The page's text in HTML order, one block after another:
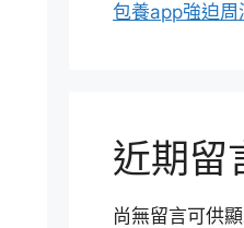
包養app強迫周
近期留
尚無留言可供顯